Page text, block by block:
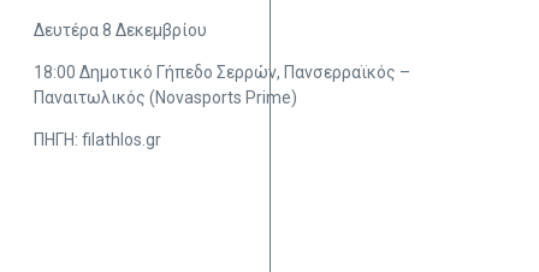
Δευτέρα 8 Δεκεμβρίου
18:00 Δημοτικό Γήπεδο Σερρών, Πανσερραϊκός –
Παναιτωλικός (Novasports Prime)
ΠΗΓΗ: filathlos.gr